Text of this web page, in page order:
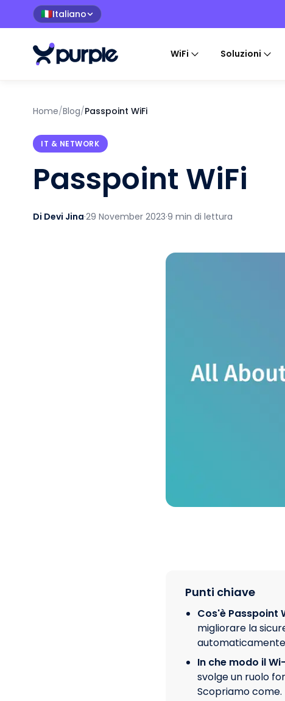
🇮🇹Italiano
WiFi Soluzioni
Home/Blog/Passpoint WiFi
IT & NETWORK
Passpoint WiFi
Di Devi Jina·29 November 2023·9 min di lettura
Punti chiave
Cos'è Passpoint
migliorare la
In che modo il
svolge un ruolo
Scopriamo come.